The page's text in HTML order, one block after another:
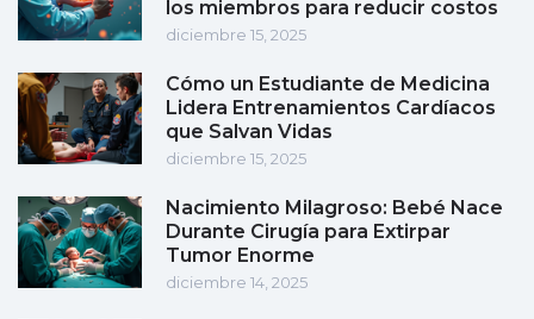
los miembros para reducir costos
diciembre 15, 2025
Cómo un Estudiante de Medicina
Lidera Entrenamientos Cardíacos
que Salvan Vidas
diciembre 15, 2025
Nacimiento Milagroso: Bebé Nace
Durante Cirugía para Extirpar
Tumor Enorme
diciembre 14, 2025